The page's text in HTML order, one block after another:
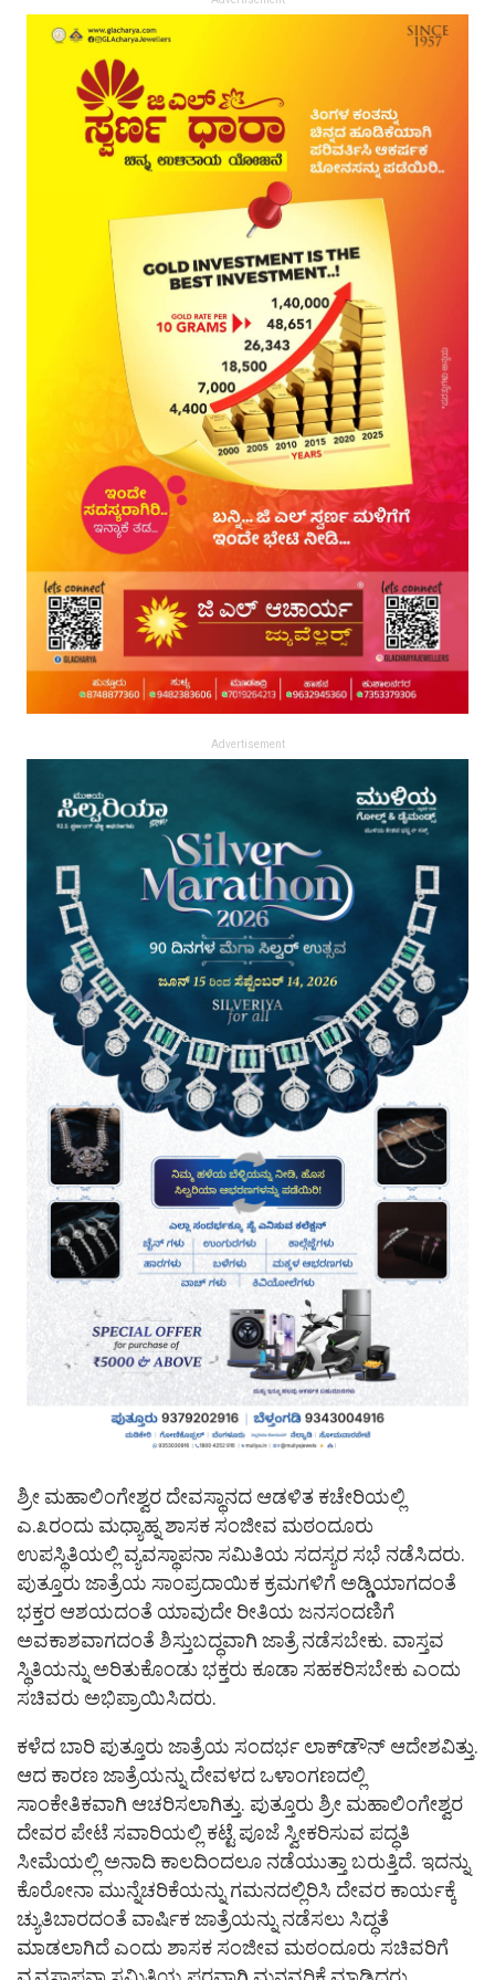
Advertisement
ಶ್ರೀ ಮಹಾಲಿಂಗೇಶ್ವರ ದೇವಸ್ಥಾನದ ಆಡಳಿತ ಕಚೇರಿಯಲ್ಲಿ
ಎ.೩ರಂದು ಮಧ್ಯಾಹ್ನ ಶಾಸಕ ಸಂಜೀವ ಮಠಂದೂರು
ಉಪಸ್ಥಿತಿಯಲ್ಲಿ ವ್ಯವಸ್ಥಾಪನಾ ಸಮಿತಿಯ ಸದಸ್ಯರ ಸಭೆ ನಡೆಸಿದರು.
ಪುತ್ತೂರು ಜಾತ್ರೆಯ ಸಾಂಪ್ರದಾಯಿಕ ಕ್ರಮಗಳಿಗೆ ಅಡ್ಡಿಯಾಗದಂತೆ
ಭಕ್ತರ ಆಶಯದಂತೆ ಯಾವುದೇ ರೀತಿಯ ಜನಸಂದಣಿಗೆ
ಅವಕಾಶವಾಗದಂತೆ ಶಿಸ್ತುಬದ್ಧವಾಗಿ ಜಾತ್ರೆ ನಡೆಸಬೇಕು. ವಾಸ್ತವ
ಸ್ಥಿತಿಯನ್ನು ಅರಿತುಕೊಂಡು ಭಕ್ತರು ಕೂಡಾ ಸಹಕರಿಸಬೇಕು ಎಂದು
ಸಚಿವರು ಅಭಿಪ್ರಾಯಿಸಿದರು.
ಕಳೆದ ಬಾರಿ ಪುತ್ತೂರು ಜಾತ್ರೆಯ ಸಂದರ್ಭ ಲಾಕ್‌ಡೌನ್ ಆದೇಶವಿತ್ತು.
ಆದ ಕಾರಣ ಜಾತ್ರೆಯನ್ನು ದೇವಳದ ಒಳಾಂಗಣದಲ್ಲಿ
ಸಾಂಕೇತಿಕವಾಗಿ ಆಚರಿಸಲಾಗಿತ್ತು. ಪುತ್ತೂರು ಶ್ರೀ ಮಹಾಲಿಂಗೇಶ್ವರ
ದೇವರ ಪೇಟೆ ಸವಾರಿಯಲ್ಲಿ ಕಟ್ಟೆ ಪೂಜೆ ಸ್ವೀಕರಿಸುವ ಪದ್ಧತಿ
ಸೀಮೆಯಲ್ಲಿ ಅನಾದಿ ಕಾಲದಿಂದಲೂ ನಡೆಯುತ್ತಾ ಬರುತ್ತಿದೆ. ಇದನ್ನು
ಕೊರೋನಾ ಮುನ್ನೆಚರಿಕೆಯನ್ನು ಗಮನದಲ್ಲಿರಿಸಿ ದೇವರ ಕಾರ್ಯಕ್ಕೆ
ಚ್ಯುತಿಬಾರದಂತೆ ವಾರ್ಷಿಕ ಜಾತ್ರೆಯನ್ನು ನಡೆಸಲು ಸಿದ್ಧತೆ
ಮಾಡಲಾಗಿದೆ ಎಂದು ಶಾಸಕ ಸಂಜೀವ ಮಠಂದೂರು ಸಚಿವರಿಗೆ